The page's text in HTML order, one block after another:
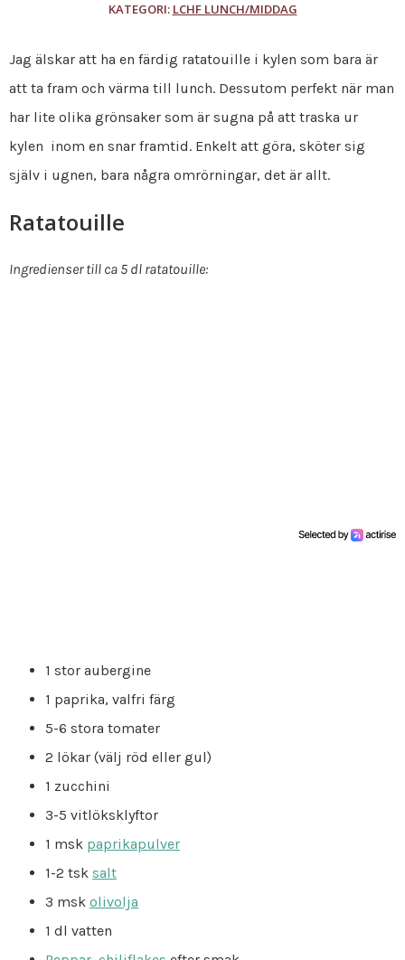
KATEGORI: LCHF LUNCH/MIDDAG
Jag älskar att ha en färdig ratatouille i kylen som bara är
att ta fram och värma till lunch. Dessutom perfekt när man
har lite olika grönsaker som är sugna på att traska ur
kylen inom en snar framtid. Enkelt att göra, sköter sig
själv i ugnen, bara några omrörningar, det är allt.
Ratatouille
Ingredienser till ca 5 dl ratatouille:
1 stor aubergine
1 paprika, valfri färg
5-6 stora tomater
2 lökar (välj röd eller gul)
1 zucchini
3-5 vitlöksklyftor
1 msk paprikapulver
1-2 tsk salt
3 msk olivolja
1 dl vatten